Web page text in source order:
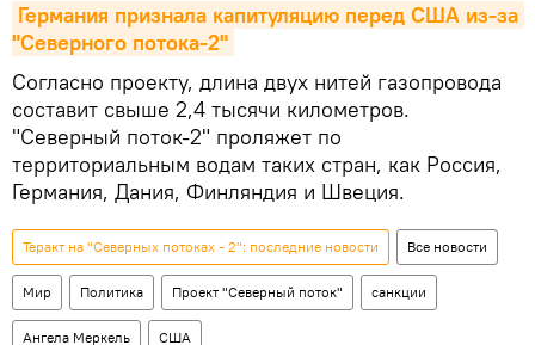
Германия признала капитуляцию перед США из-за
"Северного потока-2"
Согласно проекту, длина двух нитей газопровода
составит свыше 2,4 тысячи километров.
"Северный поток-2" проляжет по
территориальным водам таких стран, как Россия,
Германия, Дания, Финляндия и Швеция.
Теракт на "Северных потоках - 2": последние новости Все новости
Мир Политика Проект "Северный поток" санкции
Ангела Меркель США